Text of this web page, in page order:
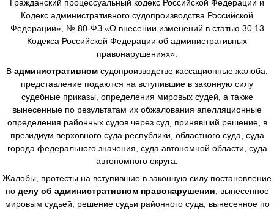
Гражданский процессуальный кодекс Российской Федерации и
Кодекс административного судопроизводства Российской
Федерации», № 80-ФЗ «О внесении изменений в статью 30.13
Кодекса Российской Федерации об административных
правонарушениях».
В административном судопроизводстве кассационные жалоба,
представление подаются на вступившие в законную силу
судебные приказы, определения мировых судей, а также
вынесенные по результатам их обжалования апелляционные
определения районных судов через суд, принявший решение, в
президиум верховного суда республики, областного суда, суда
города федерального значения, суда автономной области, суда
автономного округа.
Жалобы, протесты на вступившие в законную силу постановление
по делу об административном правонарушении , вынесенное
мировым судьей, решение судьи районного суда, вынесенное по